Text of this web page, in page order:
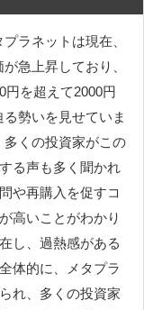
プラネットは現在、
が急上昇しており、
円を超えて2000円
る勢いを見せていま
多くの投資家がこの
る声も多く聞かれ
や再購入を促すコ
高いことがわかり
し、過熱感がある
体的に、メタプラ
れ、多くの投資家